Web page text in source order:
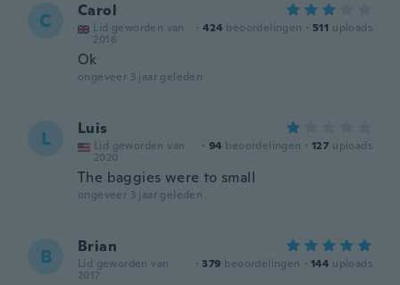
C Carol
Lid geworden van
2016
· 424 beoordelingen · 511 uploads
Ok
ongeveer 3 jaar geleden
L Luis
Lid geworden van
2020
· 94 beoordelingen · 127 uploads
The baggies were to small
ongeveer 3 jaar geleden
B Brian
Lid geworden van
2017
· 379 beoordelingen · 144 uploads